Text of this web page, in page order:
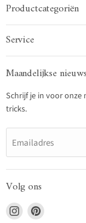
Productcategoriën
Service
Maandelijkse
Schrijf je in voor
tricks.
Emailadres
Volg ons
Vind Vind